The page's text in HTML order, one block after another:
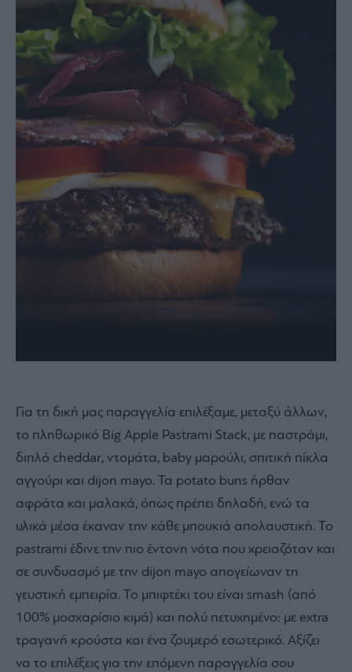
Για τη δική μας παραγγελία επιλέξαμε, μεταξύ άλλων,
το πληθωρικό Big Apple Pastrami Stack, με παστράμι,
διπλό cheddar, ντομάτα, baby μαρούλι, σπιτική πίκλα
αγγούρι και dijon mayo. Τα potato buns ήρθαν
αφράτα και μαλακά, όπως πρέπει δηλαδή, ενώ τα
υλικά μέσα έκαναν την κάθε μπουκιά απολαυστική. Το
pastrami έδινε την πιο έντονη νότα που χρειαζόταν και
σε συνδυασμό με την dijon mayo απογείωναν τη
γευστική εμπειρία. Το μπιφτέκι του είναι smash (από
100% μοσχαρίσιο κιμά) και πολύ πετυχημένο: με extra
τραγανή κρούστα και ένα ζουμερό εσωτερικό. Αξίζει
να το επιλέξεις για την επόμενη παραγγελία σου